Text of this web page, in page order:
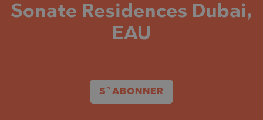
Sonate Residences Dubai,
EAU
S`ABONNER